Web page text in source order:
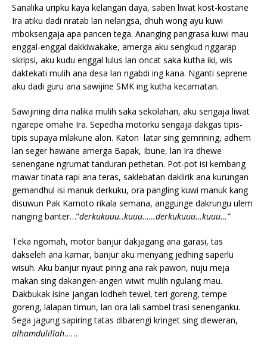
Sanalika uripku kaya kelangan daya, saben liwat kost-kostane
Ira atiku dadi nratab lan nelangsa, dhuh wong ayu kuwi
mboksengaja apa pancen tega. Ananging pangrasa kuwi mau
enggal-enggal dakkiwakake, amerga aku sengkud nggarap
skripsi, aku kudu enggal lulus lan oncat saka kutha iki, wis
daktekati mulih ana desa lan ngabdi ing kana. Nganti seprene
aku dadi guru ana sawijine SMK ing kutha kecamatan.
Sawijining dina nalika mulih saka sekolahan, aku sengaja liwat
ngarepe omahe Ira. Sepedha motorku sengaja dakgas tipis-
tipis supaya mlakune alon. Katon latar sing gemrining, adhem
lan seger hawane amerga Bapak, Ibune, lan Ira dhewe
senengane ngrumat tanduran pethetan. Pot-pot isi kembang
mawar tinata rapi ana teras, saklebatan daklirik ana kurungan
gemandhul isi manuk derkuku, ora pangling kuwi manuk kang
disuwun Pak Karnoto rikala semana, anggunge dakrungu ulem
nanging banter…”derkukuuu..kuuu……derkukuuu…kuuu…”
Teka ngomah, motor banjur dakjagang ana garasi, tas
dakseleh ana kamar, banjur aku menyang jedhing saperlu
wisuh. Aku banjur nyaut piring ana rak pawon, nuju meja
makan sing dakangen-angen wiwit mulih ngulang mau.
Dakbukak isine jangan lodheh tewel, teri goreng, tempe
goreng, lalapan timun, lan ora lali sambel trasi senenganku.
Sega jagung sapiring tatas dibarengi kringet sing dleweran,
alhamdulillah……